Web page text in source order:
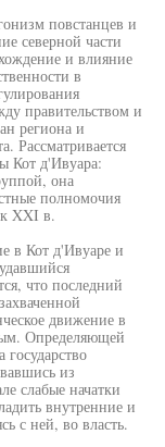
повстанцев и
северной части
и влияние
в
правительством и
региона и
Рассматривается
Кот д'Ивуара:
она
полномочия
к XXI в.
в Кот д'Ивуаре и
что последний
движение в
Определяющей
из
слабые начатки
внутренние и
с ней, во власть.